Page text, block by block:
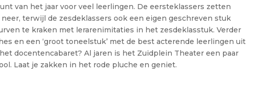
van het jaar voor veel leerlingen. De eersteklassers zetten
terwijl de zesdeklassers ook een eigen geschreven stuk
te kraken met lerarenimitaties in het zesdeklasstuk. Verder
en een ‘groot toneelstuk’ met de best acterende leerlingen uit
docentencabaret? Al jaren is het Zuidplein Theater een paar
Laat je zakken in het rode pluche en geniet.